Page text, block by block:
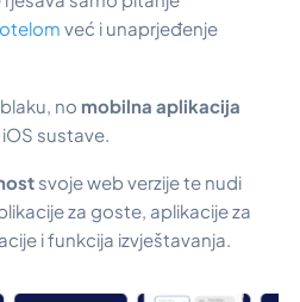
već i unaprjeđenje
no mobilna aplikacija
sustave.
svoje web verzije te nudi
za goste, aplikacije za
i funkcija izvještavanja.